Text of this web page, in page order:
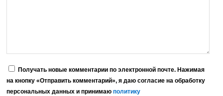
Получать новые комментарии по электронной почте. Нажимая
на кнопку «Отправить комментарий», я даю согласие на обработку
персональных данных и принимаюполитику